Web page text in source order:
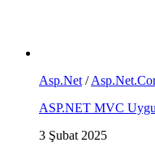
Asp.Net /
ASP.NET MVC
3 Şubat 2025